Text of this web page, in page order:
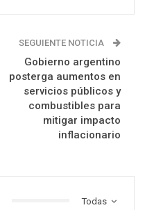
SEGUIENTE NOTICIA
Gobierno argentino
posterga aumentos en
servicios públicos y
combustibles para
mitigar impacto
inflacionario
Todas